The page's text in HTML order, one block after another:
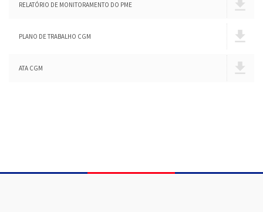
RELATÓRIO DE MONITORAMENTO DO PME
PLANO DE TRABALHO CGM
ATA CGM